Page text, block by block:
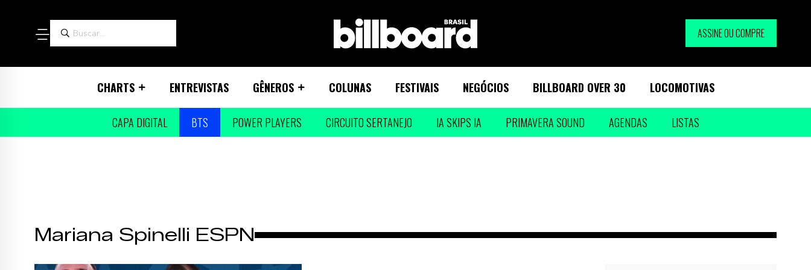
ASSINE OU COMPRE
CHARTS ENTREVISTAS GÊNEROS COLUNAS FESTIVAIS NEGÓCIOS BILLBOARD OVER 30 LOCOMOTIVAS
CAPA DIGITAL BTS POWER PLAYERS CIRCUITO SERTANEJO IA SKIPS IA PRIMAVERA SOUND AGENDAS LISTAS
Mariana Spinelli ESPN